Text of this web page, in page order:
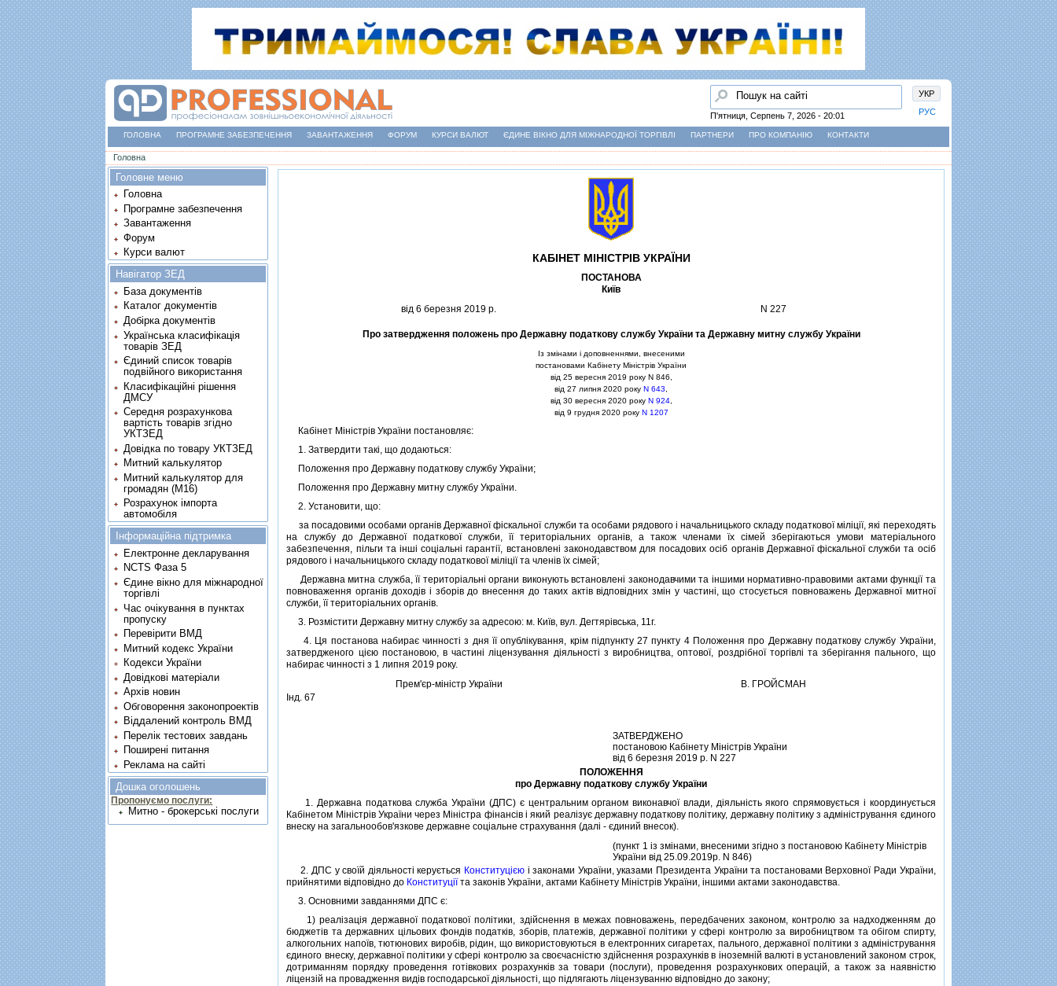
УКР
РУС
Пошук
П'ятниця, Серпень 7, 2026 - 20:01
ГОЛОВНА ПРОГРАМНЕ ЗАБЕЗПЕЧЕННЯ ЗАВАНТАЖЕННЯ ФОРУМ КУРСИ ВАЛЮТ ЄДИНЕ ВІКНО ДЛЯ МІЖНАРОДНОЇ ТОРГІВЛІ ПАРТНЕРИ ПРО КОМПАНІЮ КОНТАКТИ
Ви є тут
Головна
КАБIНЕТ МIНIСТРIВ УКРАЇНИ
ПОСТАНОВА
Київ
вiд 6 березня 2019 р.
N 227
Про затвердження положень про Державну податкову службу України та Державну митну службу України
Iз змiнами i доповненнями, внесеними
постановами Кабiнету Мiнiстрiв України
вiд 25 вересня 2019 року N 846,
вiд 27 липня 2020 року N 643
вiд 30 вересня 2020 року N 924,
вiд 9 грудня 2020 року N 1207
Кабiнет Мiнiстрiв України постановляє:
1. Затвердити такi, що додаються:
Положення про Державну податкову службу України;
Положення про Державну митну службу України.
2. Установити, що:
за посадовими особами органiв Державної фiскальної служби та особами рядового i начальницького складу податкової мiлiцiї, якi переходять
на службу до Державної податкової служби, її територiальних органiв, а також членами їх сiмей зберiгаються умови матерiального
забезпечення, пiльги та iншi соцiальнi гарантiї, встановленi законодавством для посадових осiб органiв Державної фiскальної служби та осiб
рядового i начальницького складу податкової мiлiцiї та членiв їх сiмей;
Державна митна служба, її територiальнi органи виконують встановленi законодавчими та iншими нормативно-правовими актами функцiї та
повноваження органiв доходiв i зборiв до внесення до таких актiв вiдповiдних змiн у частинi, що стосується повноважень Державної митної
служби, її територiальних органiв.
3. Розмiстити Державну митну службу за адресою: м. Київ, вул. Дегтярiвська, 11г.
4. Ця постанова набирає чинностi з дня її опублiкування, крiм пiдпункту 27 пункту 4 Положення про Державну податкову службу України,
затвердженого цiєю постановою, в частинi лiцензування дiяльностi з виробництва, оптової, роздрiбної торгiвлi та зберiгання пального, що
набирає чинностi з 1 липня 2019 року.
Прем'єр-мiнiстр України
В. ГРОЙСМАН
Iнд. 67
ЗАТВЕРДЖЕНО
постановою Кабiнету Мiнiстрiв України
вiд 6 березня 2019 р. N 227
ПОЛОЖЕННЯ
про Державну податкову службу України
1. Державна податкова служба України (ДПС) є центральним органом виконавчої влади, дiяльнiсть якого спрямовується i координується
Кабiнетом Мiнiстрiв України через Мiнiстра фiнансiв i який реалiзує державну податкову полiтику, державну полiтику з адмiнiстрування єдиного
внеску на загальнообов'язкове державне соцiальне страхування (далi - єдиний внесок).
(пункт 1 iз змiнами, внесеними згiдно з постановою Кабiнету Мiнiстрiв
України вiд 25.09.2019р. N 846)
2. ДПС у своїй дiяльностi керується Конституцiєю i законами України, указами Президента України та постановами Верховної Ради України,
прийнятими вiдповiдно до Конституцiїта законiв України, актами Кабiнету Мiнiстрiв України, iншими актами законодавства.
3. Основними завданнями ДПС є:
1) реалiзацiя державної податкової полiтики, здiйснення в межах повноважень, передбачених законом, контролю за надходженням до
бюджетiв та державних цiльових фондiв податкiв, зборiв, платежiв, державної полiтики у сферi контролю за виробництвом та обiгом спирту,
алкогольних напоїв, тютюнових виробiв, рiдин, що використовуються в електронних сигаретах, пального, державної полiтики з адмiнiстрування
єдиного внеску, державної полiтики у сферi контролю за своєчаснiстю здiйснення розрахункiв в iноземнiй валютi в установлений законом строк,
дотриманням порядку проведення готiвкових розрахункiв за товари (послуги), проведення розрахункових операцiй, а також за наявнiстю
лiцензiй на провадження видiв господарської дiяльностi, що пiдлягають лiцензуванню вiдповiдно до закону;
Головне меню
Головна
Програмне забезпечення
Завантаження
Форум
Курси валют
Навігатор ЗЕД
База документів
Каталог документів
Добірка документів
Українська класифікація
товарів ЗЕД
Єдиний список товарів
подвійного використання
Класифікаційні рішення
ДМСУ
Середня розрахункова
вартість товарів згідно
УКТЗЕД
Довідка по товару УКТЗЕД
Митний калькулятор
Митний калькулятор для
громадян (М16)
Розрахунок імпорта
автомобіля
Інформаційна підтримка
Електронне декларування
NCTS Фаза 5
Єдине вікно для міжнародної
торгівлі
Час очікування в пунктах
пропуску
Перевірити ВМД
Митний кодекс України
Кодекси України
Довідкові матеріали
Архів новин
Обговорення законопроектів
Віддалений контроль ВМД
Перелік тестових завдань
Поширені питання
Реклама на сайті
Дошка оголошень
Пропонуємо послуги:
Митно - брокерські послуги